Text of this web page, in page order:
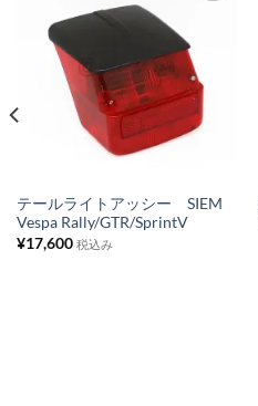
気
に
入
り
ス
ト
テールライトアッシー SIEM
Vespa Rally/GTR/SprintV
¥17,600 税込み